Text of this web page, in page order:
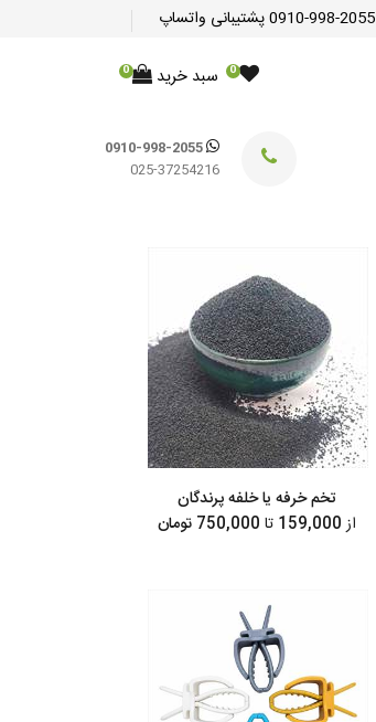
0910-998-2055پشتیبانی واتساپ
0 سبد خرید 0
0910-998-2055
025-37254216
تخم خرفه یا خلفه پرندگان
از159,000 تا750,000 تومان